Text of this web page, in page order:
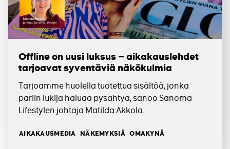
Offline on uusi luksus – aikakauslehdet
tarjoavat syventäviä näkökulmia
Tarjoamme huolella tuotettua sisältöä, jonka
pariin lukija haluaa pysähtyä, sanoo Sanoma
Lifestylen johtaja Matilda Akkola.
Tagit
AIKAKAUSMEDIA NÄKEMYKSIÄ OMAKYNÄ